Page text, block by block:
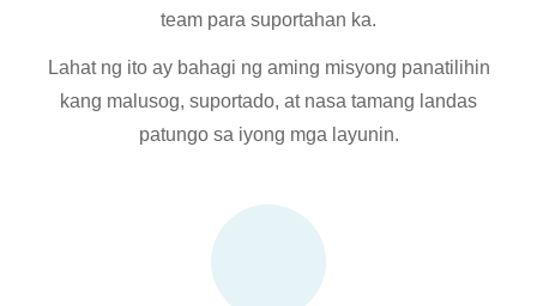
team para suportahan ka.
Lahat ng ito ay bahagi ng aming misyong panatilihin
kang malusog, suportado, at nasa tamang landas
patungo sa iyong mga layunin.